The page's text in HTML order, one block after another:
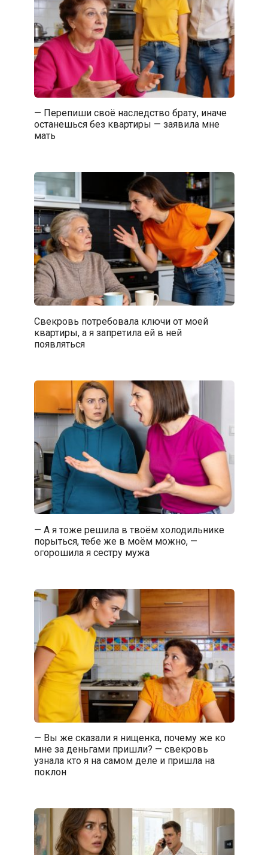
— Перепиши своё наследство брату, иначе
останешься без квартиры — заявила мне
мать
Свекровь потребовала ключи от моей
квартиры, а я запретила ей в ней
появляться
— А я тоже решила в твоём холодильнике
порыться, тебе же в моём можно, —
огорошила я сестру мужа
— Вы же сказали я нищенка, почему же ко
мне за деньгами пришли? — свекровь
узнала кто я на самом деле и пришла на
поклон